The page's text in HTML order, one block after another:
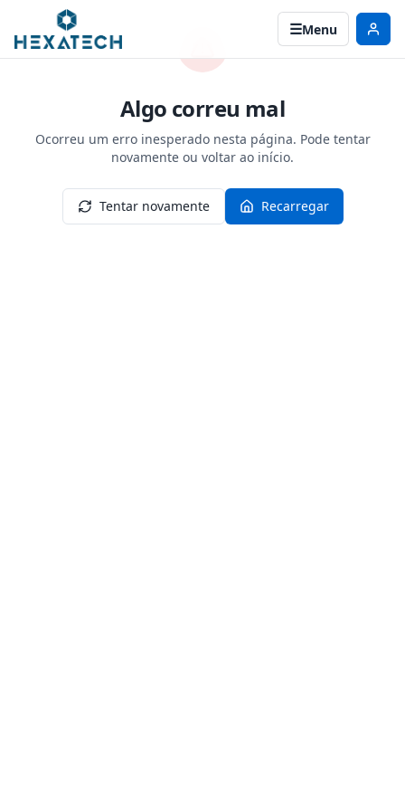
Menu
Algo correu mal
Ocorreu um erro inesperado nesta página. Pode tentar
novamente ou voltar ao início.
Tentar novamente Recarregar